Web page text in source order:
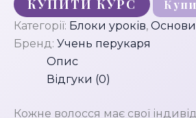
та
властивості
волосся
кількість
КУПИТИ КУРС
Категорії: Блоки уроків, Основи
Бренд: Учень перукаря
Опис
Відгуки (0)
Кожне волосся має свої